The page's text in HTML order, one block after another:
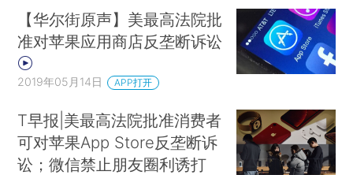
【华尔街原声】美最高法院批
准对苹果应用商店反垄断诉讼
2019年05月14日 APP打开
T早报|美最高法院批准消费者
可对苹果App Store反垄断诉
讼；微信禁止朋友圈利诱打